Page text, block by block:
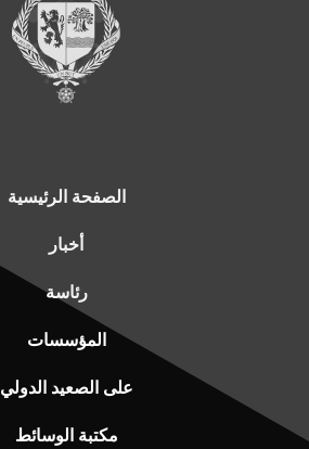
الصفحة الرئيسية
أخبار
رئاسة
المؤسسات
على الصعيد الدولي
مكتبة الوسائط